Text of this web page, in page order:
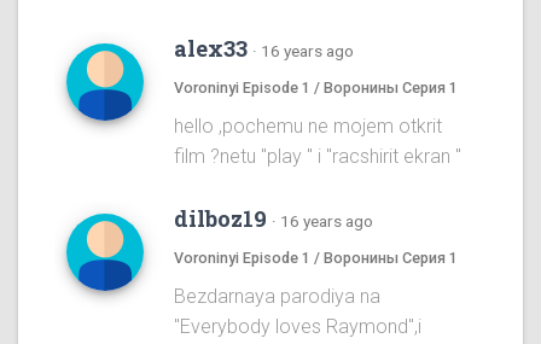
alex33 · 16 years ago
Voroninyi Episode 1 / Воронины Серия 1
hello ,pochemu ne mojem otkrit
film ?netu "play " i "racshirit ekran "
dilboz19 · 16 years ago
Voroninyi Episode 1 / Воронины Серия 1
Bezdarnaya parodiya na
''Everybody loves Raymond'',i